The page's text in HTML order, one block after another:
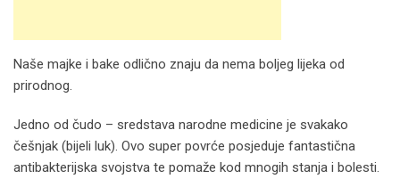
Naše majke i bake odlično znaju da nema boljeg lijeka od
prirodnog.
Jedno od čudo – sredstava narodne medicine je svakako
češnjak (bijeli luk). Ovo super povrće posjeduje fantastična
antibakterijska svojstva te pomaže kod mnogih stanja i bolesti.